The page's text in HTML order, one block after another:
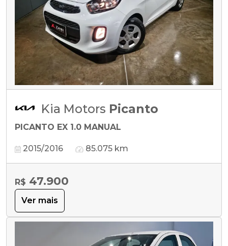
Kia Motors Picanto
PICANTO EX 1.0 MANUAL
2015/2016 85.075 km
R$ 47.900
Ver mais